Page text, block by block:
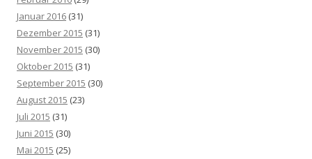
Januar 2016 (31)
Dezember 2015 (31)
November 2015 (30)
Oktober 2015 (31)
September 2015 (30)
August 2015 (23)
Juli 2015 (31)
Juni 2015 (30)
Mai 2015 (25)